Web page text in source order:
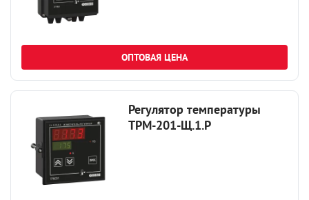
ОПТОВАЯ ЦЕНА
Регулятор температуры
ТРМ-201-Щ.1.Р